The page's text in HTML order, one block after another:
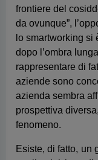
prospettiva
fenomeno.
Esiste, di fatto, un
quelle dei loro
pratici e le
da remoto da un
ovunque” in linea
SAP Concur
fenomeno,